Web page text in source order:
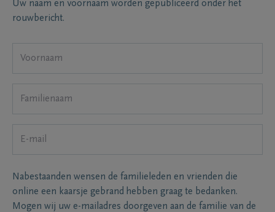
Uw naam en voornaam worden gepubliceerd onder het
rouwbericht.
Nabestaanden wensen de familieleden en vrienden die
online een kaarsje gebrand hebben graag te bedanken.
Mogen wij uw e-mailadres doorgeven aan de familie van de